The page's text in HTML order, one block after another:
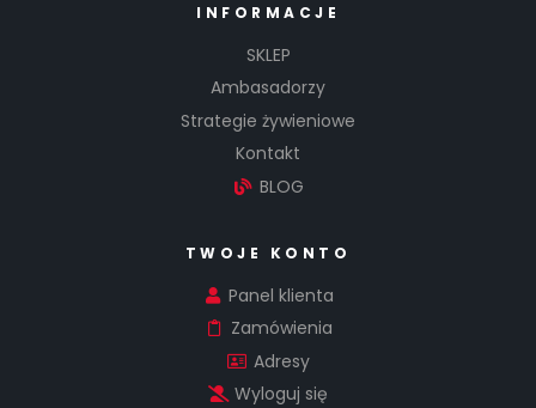
INFORMACJE
SKLEP
Ambasadorzy
Strategie żywieniowe
Kontakt
BLOG
TWOJE KONTO
Panel klienta
Zamówienia
Adresy
Wyloguj się